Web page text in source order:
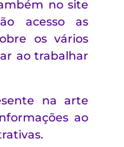
no site
acesso as
os vários
ao trabalhar
na arte
ao